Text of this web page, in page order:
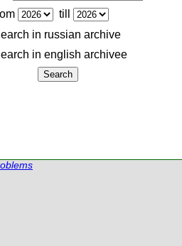
till
in russian archive
in english archiveе